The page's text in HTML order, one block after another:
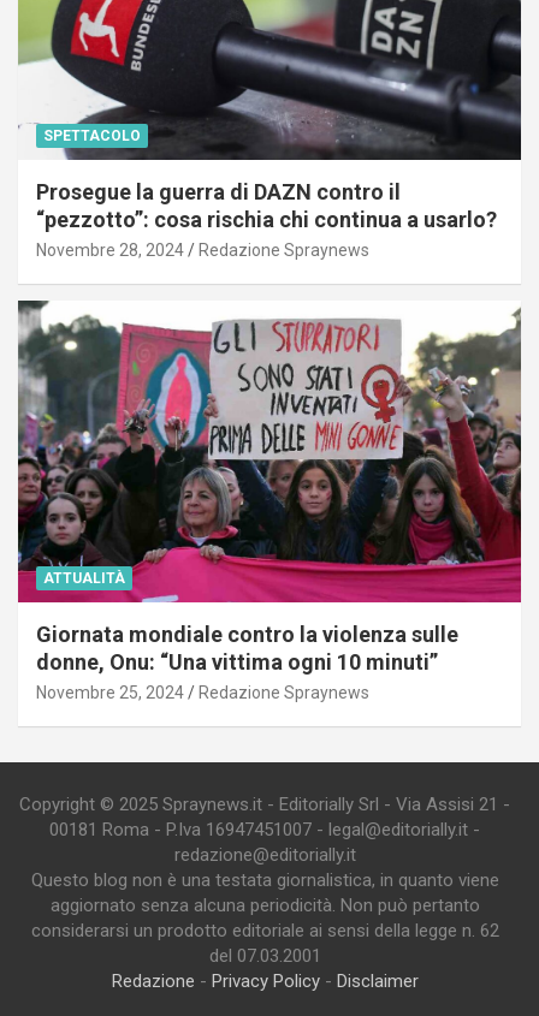
SPETTACOLO
Prosegue la guerra di DAZN contro il
“pezzotto”: cosa rischia chi continua a usarlo?
Novembre 28, 2024 Redazione Spraynews
ATTUALITÀ
Giornata mondiale contro la violenza sulle
donne, Onu: “Una vittima ogni 10 minuti”
Novembre 25, 2024 Redazione Spraynews
Copyright © 2025 Spraynews.it - Editorially Srl - Via Assisi 21 -
00181 Roma - P.Iva 16947451007 - legal@editorially.it -
redazione@editorially.it
Questo blog non è una testata giornalistica, in quanto viene
aggiornato senza alcuna periodicità. Non può pertanto
considerarsi un prodotto editoriale ai sensi della legge n. 62
del 07.03.2001
Redazione - Privacy Policy- Disclaimer